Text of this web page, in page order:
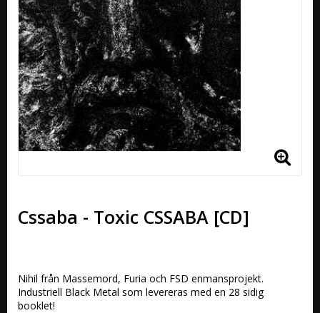
Cssaba - Toxic CSSABA [CD]
Nihil från Massemord, Furia och FSD enmansprojekt.
Industriell Black Metal som levereras med en 28 sidig
booklet!